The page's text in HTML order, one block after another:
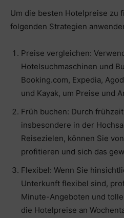
Um die besten Hotelpreise zu
folgenden Strategien
Preise vergleichen:
Hotelsuchmaschinen und
Booking.com, Expedia,
und Kayak, um Preise und
Früh buchen: Durch
insbesondere in der
Reisezielen, können Sie
profitieren und sich das
Flexibel: Wenn Sie
Unterkunft flexibel sind,
Minute-Angeboten und
die Hotelpreise an